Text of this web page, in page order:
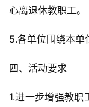
心离退休教职工。
5.各单位围绕本单
四、活动要求
1.进一步增强教